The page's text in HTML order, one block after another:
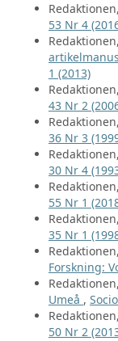
Redaktionen,
53 Nr 4
Redaktionen,
1 (2013)
Redaktionen,
43 Nr 2
Redaktionen,
36 Nr 3
Redaktionen,
30 Nr 4
Redaktionen,
55 Nr 1
Redaktionen,
35 Nr 1
Redaktionen,
Forskning:
Redaktionen,
Umeå ,
Redaktionen,
50 Nr 2